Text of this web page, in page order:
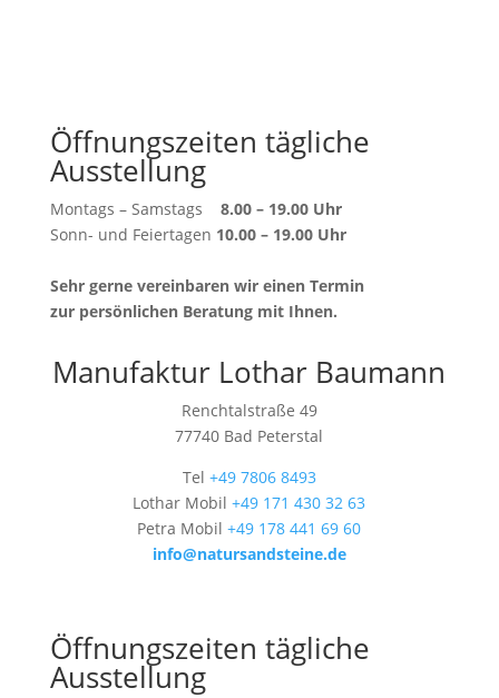
Öffnungszeiten tägliche
Ausstellung
Montags – Samstags 8.00 – 19.00 Uhr
Sonn- und Feiertagen 10.00 – 19.00 Uhr
Sehr gerne vereinbaren wir einen Termin
zur persönlichen Beratung mit Ihnen.
Manufaktur Lothar Baumann
Renchtalstraße 49
77740 Bad Peterstal
Tel +49 7806 8493
Lothar Mobil+49 171 430 32 63
Petra Mobil+49 178 441 69 60
info@natursandsteine.de
Öffnungszeiten tägliche
Ausstellung